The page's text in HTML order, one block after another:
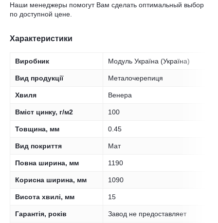
Наши менеджеры помогут Вам сделать оптимальный выбор
по доступной цене.
Характеристики
Виробник Модуль Україна (Україна)
Вид продукції Металочерепиця
Хвиля Венера
Вміст цинку, г/м2 100
Товщина, мм 0.45
Вид покриття Мат
Повна ширина, мм 1190
Корисна ширина, мм 1090
Висота хвилі, мм 15
Гарантія, років Завод не предоставляет